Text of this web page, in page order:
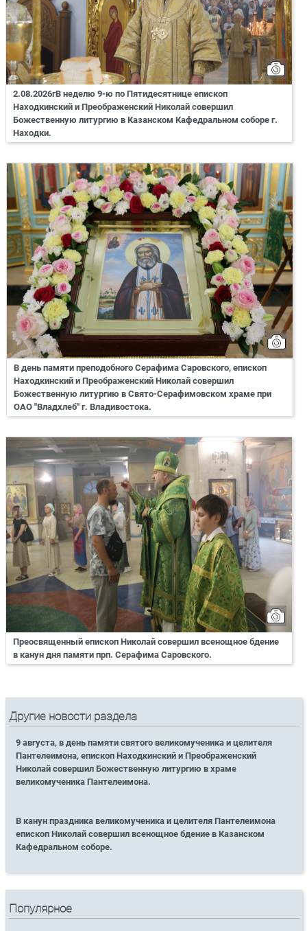
2.08.2026гВ неделю 9-ю по Пятидесятнице епископ
Находкинский и Преображенский Николай совершил
Божественную литургию в Казанском Кафедральном соборе г.
Находки.
В день памяти преподобного Серафима Саровского, епископ
Находкинский и Преображенский Николай совершил
Божественную литургию в Свято-Серафимовском храме при
ОАО "Владхлеб" г. Владивостока.
Преосвященный епископ Николай совершил всенощное бдение
в канун дня памяти прп. Серафима Саровского.
Другие новости раздела
9 августа, в день памяти святого великомученика и целителя
Пантелеимона, епископ Находкинский и Преображенский
Николай совершил Божественную литургию в храме
великомученика Пантелеимона.
В канун праздника великомученика и целителя Пантелеимона
епископ Николай совершил всенощное бдение в Казанском
Кафедральном соборе.
Популярное